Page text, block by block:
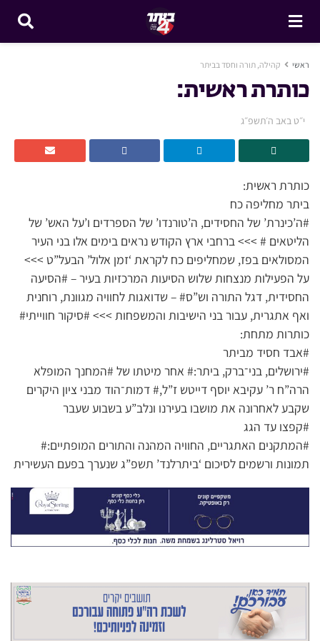
ראשי קהילה, תורה וחסד בביתר
כותרת ראשית:
י״ט באב ה׳תשפ״ג
כותרת ראשית:
ביתר מחליפה כח
#ה’כינרת’ של החסידים, ה’טורנדו’ של הספרדים ו’על האש’ של
הליטאים # >>> ברחבי ארץ הקודש נראים בימים אלו בני העיר
המסולאים בפז, שמחליפים כח לקראת ‘זמן אלול’ הבעל”ט >>>
על הפעילות מנצחות שלוש הסיעות המרכזיות בעיר – #הסיעה
החסידית, דגל התורה וש”ס# – שדואגות לחוויה מגוונת, רוחנית
ואף אתגרית, עבור בני הישיבות והמשפחות >>> #סיקור חווייתי#
כותרות מתחת:
#אבד חסיד מביתר
#ירושלים, בני־ברק, ביתר:# אחר מיטתו של #המחנך המופלא
הרה”ח ר’ עקיבא יוסף דייטש ז”ל,# דמות־הוד מבני ציון היקרים
שקבע לאחרונה את מושבו בעירנו ונלב”ע בשבוע שעבר
#קפצו עד הגג
#המתקנים האתגריים, החוויה המהנה והתורים המופתיים:#
תמונות ורשמים לסיכום ‘ביתרלנד’ תשפ”ג שנערך בפעם העשירית